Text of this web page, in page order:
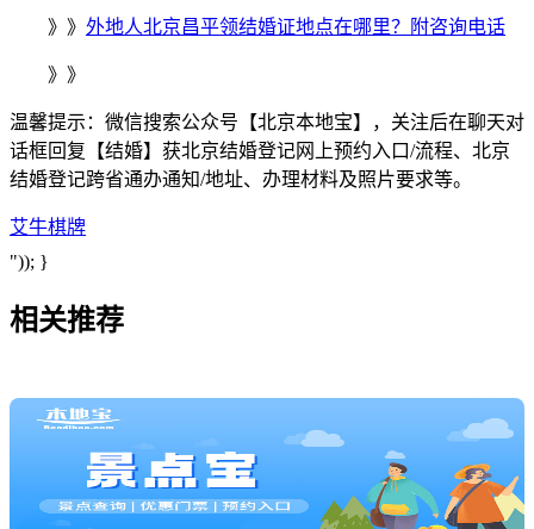
》》 外地人北京昌平领结婚证地点在哪里？附咨询电话
》》
温馨提示：微信搜索公众号【北京本地宝】，关注后在聊天对
话框回复【结婚】获北京结婚登记网上预约入口/流程、北京
结婚登记跨省通办通知/地址、办理材料及照片要求等。
艾牛棋牌
")); }
相关推荐